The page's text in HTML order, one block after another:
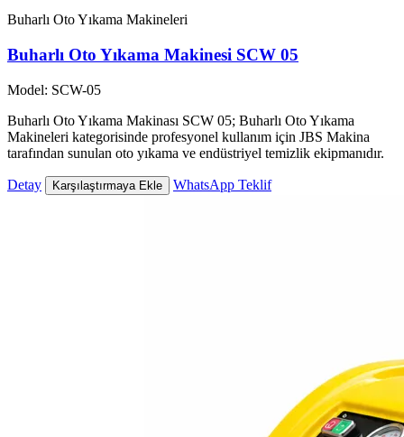
Buharlı Oto Yıkama Makineleri
Buharlı Oto Yıkama Makinesi SCW 05
Model: SCW-05
Buharlı Oto Yıkama Makinası SCW 05; Buharlı Oto Yıkama
Makineleri kategorisinde profesyonel kullanım için JBS Makina
tarafından sunulan oto yıkama ve endüstriyel temizlik ekipmanıdır.
Detay Karşılaştırmaya Ekle WhatsApp Teklif